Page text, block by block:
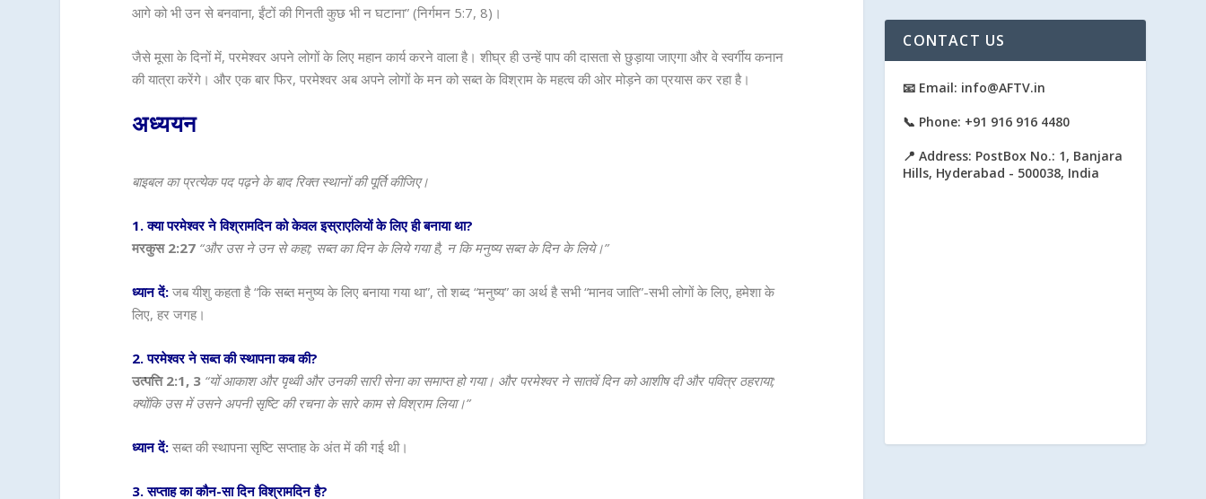
आगे को भी उन से बनवाना, ईंटों की गिनती कुछ भी न घटाना” (निर्गमन 5:7, 8)।
जैसे मूसा के दिनों में, परमेश्वर अपने लोगों के लिए महान कार्य करने वाला है। शीघ्र ही उन्हें पाप की दासता से छुड़ाया जाएगा और वे स्वर्गीय कनान
की यात्रा करेंगे। और एक बार फिर, परमेश्वर अब अपने लोगों के मन को सब्त के विश्राम के महत्व की ओर मोड़ने का प्रयास कर रहा है।
अध्ययन
बाइबल का प्रत्येक पद पढ़ने के बाद रिक्त स्थानों की पूर्ति कीजिए।
1. क्या परमेश्वर ने विश्रामदिन को केवल इस्राएलियों के लिए ही बनाया था?
मरकुस 2:27 “और उस ने उन से कहा; सब्त का दिन के लिये गया है, न कि मनुष्य सब्त के दिन के लिये।”
ध्यान दें: जब यीशु कहता है “कि सब्त मनुष्य के लिए बनाया गया था”, तो शब्द “मनुष्य” का अर्थ है सभी “मानव जाति”-सभी लोगों के लिए, हमेशा के
लिए, हर जगह।
2. परमेश्वर ने सब्त की स्थापना कब की?
उत्पत्ति 2:1, 3 “यों आकाश और पृथ्वी और उनकी सारी सेना का समाप्त हो गया। और परमेश्वर ने सातवें दिन को आशीष दी और पवित्र ठहराया;
क्योंकि उस में उसने अपनी सृष्टि की रचना के सारे काम से विश्राम लिया।”
ध्यान दें: सब्त की स्थापना सृष्टि सप्ताह के अंत में की गई थी।
3. सप्ताह का कौन-सा दिन विश्रामदिन है?
CONTACT US
📧 Email: info@AFTV.in
📞 Phone: +91 916 916 4480
📍 Address: PostBox No.: 1, Banjara
Hills, Hyderabad - 500038, India